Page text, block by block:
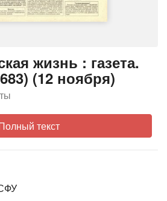
жизнь : газета.
(12 ноября)
текст